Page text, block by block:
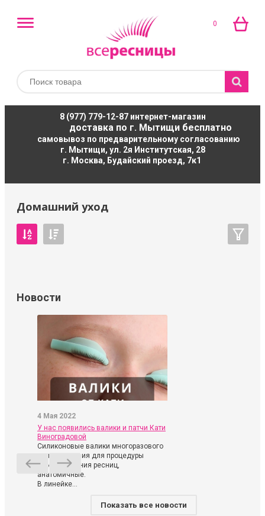
0
8 (977) 779-12-87интернет-магазин
доставка по г. Мытищи бесплатно
самовывоз по предварительному согласованию
г. Мытищи, ул. 2я Институтская, 28
г. Москва, Будайский проезд, 7к1
Домашний уход
Новости
4 Мая 2022
У нас появились валики и патчи Кати
Виноградовой
Силиконовые валики многоразового
использования для процедуры
ламинирования ресниц,
анатомичные.
В линейке...
Показать все новости